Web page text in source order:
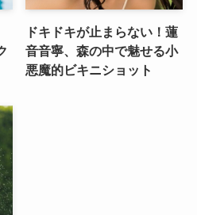
ドキドキが止まらない！蓮
音音寧、森の中で魅せる小
悪魔的ビキニショット